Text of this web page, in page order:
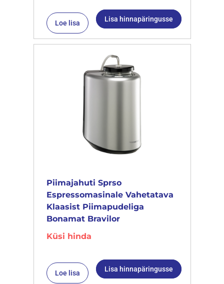
Loe lisa Lisa hinnapäringusse
Piimajahuti Sprso
Espressomasinale Vahetatava
Klaasist Piimapudeliga
Bonamat Bravilor
Küsi hinda
Loe lisa Lisa hinnapäringusse